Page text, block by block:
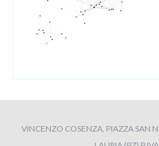
VINCENZO COSENZA, PIAZZA SAN